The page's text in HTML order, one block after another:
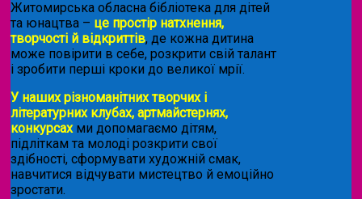
Житомирська обласна бібліотека для дітей
та юнацтва – це простір натхнення,
творчості й відкриттів, де кожна дитина
може повірити в себе, розкрити свій талант
і зробити перші кроки до великої мрії.
У наших різноманітних творчих і
літературних клубах, артмайстернях,
конкурсахми допомагаємо дітям,
підліткам та молоді розкрити свої
здібності, сформувати художній смак,
навчитися відчувати мистецтво й емоційно
зростати.